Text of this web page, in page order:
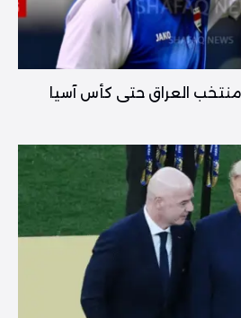
العراق حتى كأس آسيا